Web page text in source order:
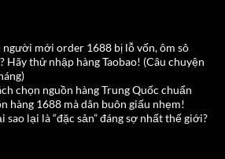
người mới order 1688 bị lỗ vốn, ôm sô
thử nhập hàng Taobao! (Câu chuyện
chọn nguồn hàng Trung Quốc chuẩn
hàng 1688 mà dân buôn giấu nhẹm!
sao lại là “đặc sản” đáng sợ nhất thế giới?